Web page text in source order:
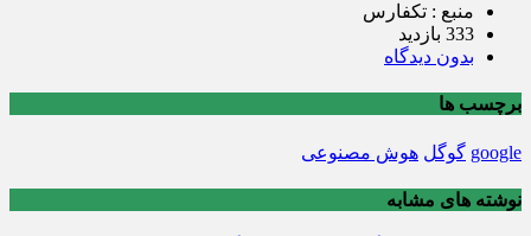
منبع : تکفارس
333 بازدید
بدون دیدگاه
برچسب ها
google گوگل هوش مصنوعی
نوشته های مشابه